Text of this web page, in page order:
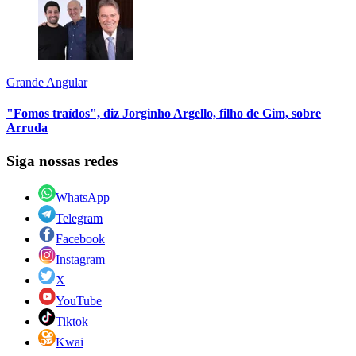
Grande Angular
"Fomos traídos", diz Jorginho Argello, filho de Gim, sobre
Arruda
Siga nossas redes
WhatsApp
Telegram
Facebook
Instagram
X
YouTube
Tiktok
Kwai